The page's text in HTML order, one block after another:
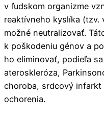
v ľudskom organizme
reaktívneho kyslíka (tzv.
možné neutralizovať.
k poškodeniu génov a
ho eliminovať, podieľa
ateroskleróza,
choroba, srdcový infarkt
ochorenia.